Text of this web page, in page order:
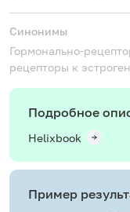
Синонимы
Гормонально-
рецепторы к
Подробное
Helixbook
Пример